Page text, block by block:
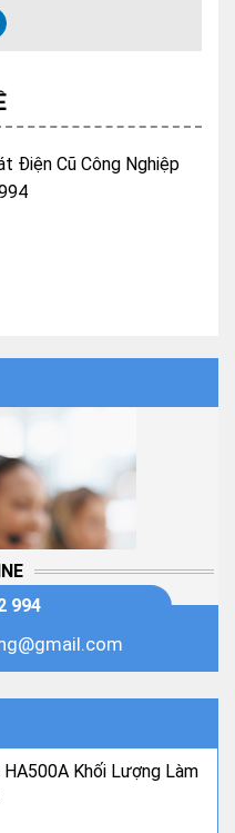
Điện Cũ Công Nghiệp
994
HA500A Khối Lượng Làm